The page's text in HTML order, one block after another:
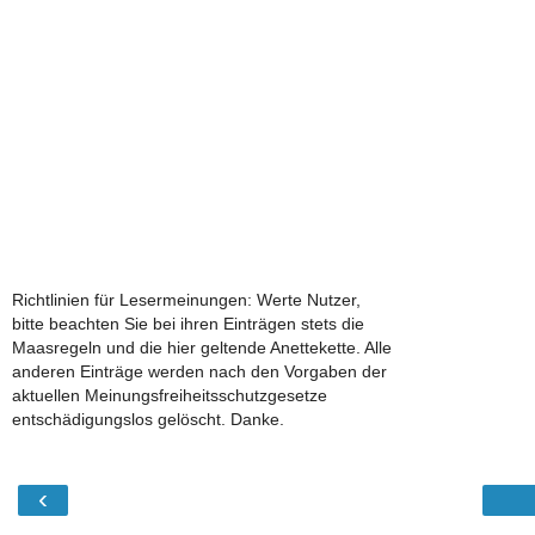
Richtlinien für Lesermeinungen: Werte Nutzer,
bitte beachten Sie bei ihren Einträgen stets die
Maasregeln und die hier geltende Anettekette. Alle
anderen Einträge werden nach den Vorgaben der
aktuellen Meinungsfreiheitsschutzgesetze
entschädigungslos gelöscht. Danke.
‹